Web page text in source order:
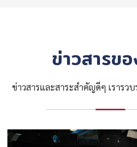
ข่าวสารขอ
ข่าวสารและสาระสำคัญดีๆ เราร